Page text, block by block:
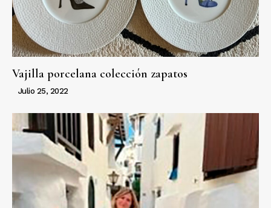
Vajilla porcelana colección zapatos
Julio 25, 2022